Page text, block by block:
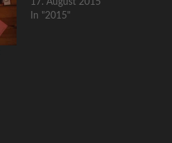
17. August 2015
In "2015"